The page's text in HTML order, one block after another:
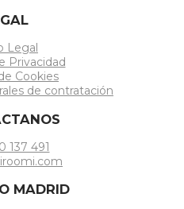
Legal
Privacidad
Cookies
de contratación
137 491
MADRID